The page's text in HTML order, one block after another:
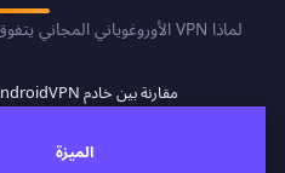
لماذا VPN الأوروغوياني المجاني يتفوق على البدائل المدفوعة في 2026
مقارنة بين خادم FreeAndroidVPN الأوروغوياني وخدمات VPN الأخرى
الميزة